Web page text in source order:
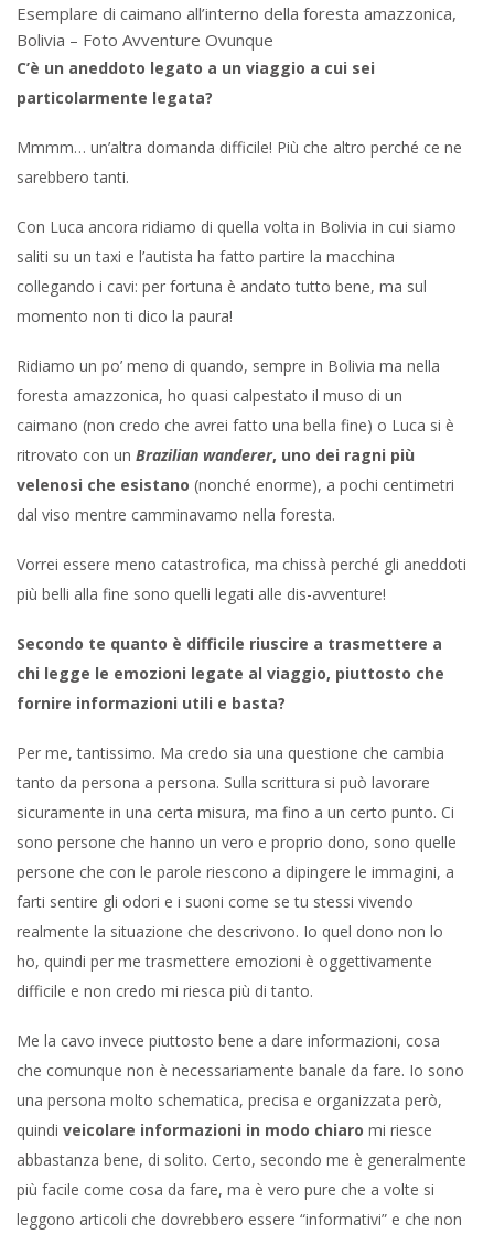
Esemplare di caimano all’interno della foresta amazzonica,
Bolivia – Foto Avventure Ovunque
C’è un aneddoto legato a un viaggio a cui sei
particolarmente legata?
Mmmm… un’altra domanda difficile! Più che altro perché ce ne
sarebbero tanti.
Con Luca ancora ridiamo di quella volta in Bolivia in cui siamo
saliti su un taxi e l’autista ha fatto partire la macchina
collegando i cavi: per fortuna è andato tutto bene, ma sul
momento non ti dico la paura!
Ridiamo un po’ meno di quando, sempre in Bolivia ma nella
foresta amazzonica, ho quasi calpestato il muso di un
caimano (non credo che avrei fatto una bella fine) o Luca si è
ritrovato con un Brazilian wanderer, uno dei ragni più
velenosi che esistano (nonché enorme), a pochi centimetri
dal viso mentre camminavamo nella foresta.
Vorrei essere meno catastrofica, ma chissà perché gli aneddoti
più belli alla fine sono quelli legati alle dis-avventure!
Secondo te quanto è difficile riuscire a trasmettere a
chi legge le emozioni legate al viaggio, piuttosto che
fornire informazioni utili e basta?
Per me, tantissimo. Ma credo sia una questione che cambia
tanto da persona a persona. Sulla scrittura si può lavorare
sicuramente in una certa misura, ma fino a un certo punto. Ci
sono persone che hanno un vero e proprio dono, sono quelle
persone che con le parole riescono a dipingere le immagini, a
farti sentire gli odori e i suoni come se tu stessi vivendo
realmente la situazione che descrivono. Io quel dono non lo
ho, quindi per me trasmettere emozioni è oggettivamente
difficile e non credo mi riesca più di tanto.
Me la cavo invece piuttosto bene a dare informazioni, cosa
che comunque non è necessariamente banale da fare. Io sono
una persona molto schematica, precisa e organizzata però,
quindi veicolare informazioni in modo chiaro mi riesce
abbastanza bene, di solito. Certo, secondo me è generalmente
più facile come cosa da fare, ma è vero pure che a volte si
leggono articoli che dovrebbero essere “informativi” e che non